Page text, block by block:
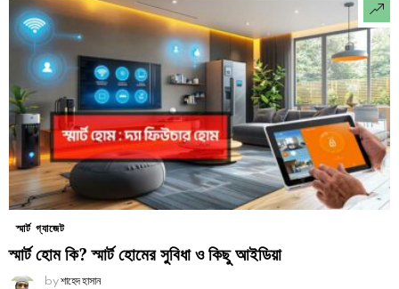
স্মার্ট গ্যাজেট
স্মার্ট হোম কি? স্মার্ট হোমের সুবিধা ও কিছু আইডিয়া
by শাহেদ হাসান